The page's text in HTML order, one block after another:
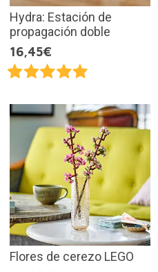
Hydra: Estación de
propagación doble
16,45€
Flores de cerezo LEGO